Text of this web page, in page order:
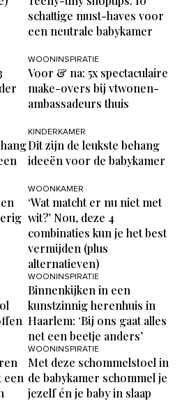
schattige must-haves voor
een neutrale babykamer
WOONINSPIRATIE
Voor & na: 5x spectaculaire
make-overs bij vtwonen-
ambassadeurs thuis
KINDERKAMER
Dit zijn de leukste behang
ideeën voor de babykamer
WOONKAMER
‘Wat matcht er nu niet met
wit?’ Nou, deze 4
combinaties kun je het best
vermijden (plus
alternatieven)
WOONINSPIRATIE
Binnenkijken in een
kunstzinnig herenhuis in
Haarlem: ‘Bij ons gaat alles
net een beetje anders’
een
WOONINSPIRATIE
Met deze schommelstoel in
de babykamer schommel je
jezelf én je baby in slaap